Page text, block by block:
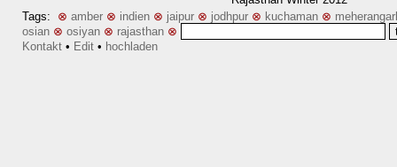
Tags: ⊗ amber ⊗ indien ⊗ jaipur ⊗ jodhpur ⊗ kuchaman ⊗
osian ⊗ osiyan ⊗ rajasthan ⊗
Kontakt • Edit • hochladen